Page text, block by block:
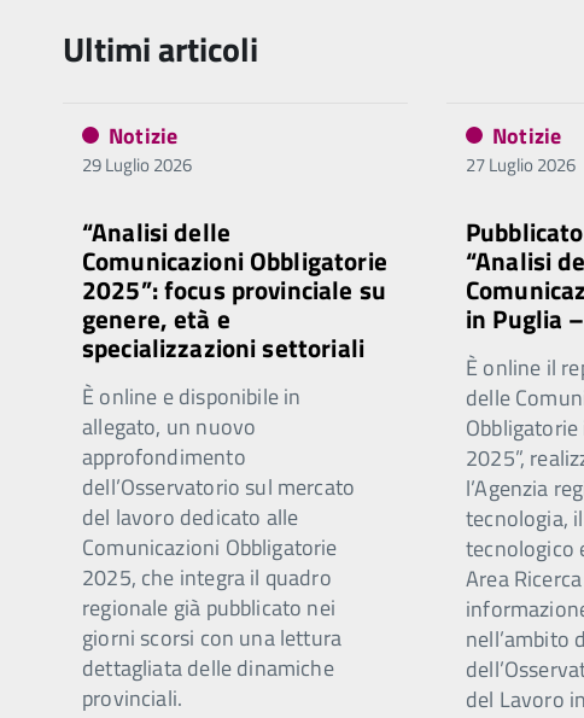
Ultimi articoli
Notizie
29 Luglio 2026
“Analisi delle
Comunicazioni Obbligatorie
2025”: focus provinciale su
genere, età e
specializzazioni settoriali
È online e disponibile in
allegato, un nuovo
approfondimento
dell’Osservatorio sul mercato
del lavoro dedicato alle
Comunicazioni Obbligatorie
2025, che integra il quadro
regionale già pubblicato nei
giorni scorsi con una lettura
dettagliata delle dinamiche
provinciali.
Notizie
27 Luglio 2026
“Analisi
in Puglia
È online il
delle
2025”,
l’Agenzia
tecnologia,
tecnologico
Area
nell’ambito
del Lavoro